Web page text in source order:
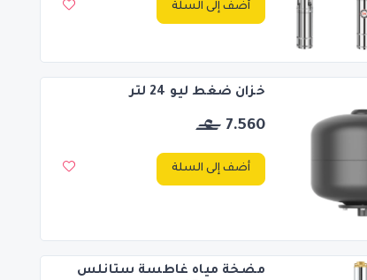
أضف إلى السلة
خزان ضغط ليو 24 لتر
7.560
أضف إلى السلة
مضخة مياه غاطسة ستانلس